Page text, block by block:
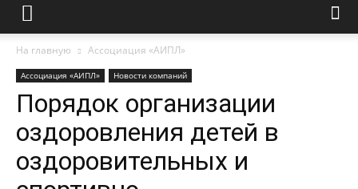
На главную Ассоциация «АИПЛ»
Ассоциация «АИПЛ» Новости компаний
Порядок организации
оздоровления детей в
оздоровительных и